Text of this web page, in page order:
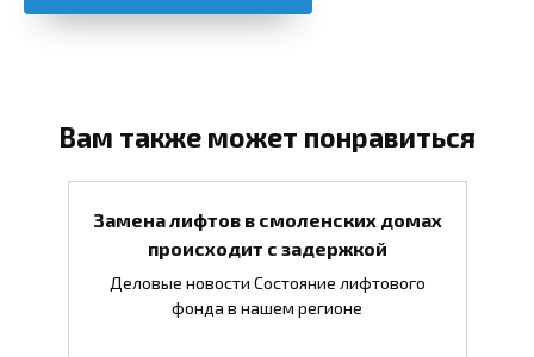
Вам также может понравиться
Замена лифтов в смоленских домах
происходит с задержкой
Деловые новости Состояние лифтового
фонда в нашем регионе